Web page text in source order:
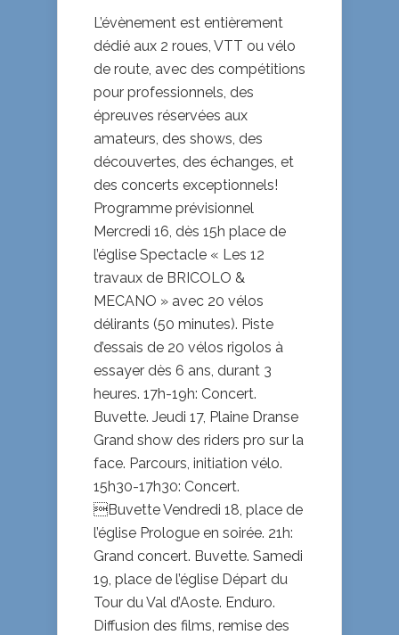
L’évènement est entièrement
dédié aux 2 roues, VTT ou vélo
de route, avec des compétitions
pour professionnels, des
épreuves réservées aux
amateurs, des shows, des
découvertes, des échanges, et
des concerts exceptionnels!
Programme prévisionnel
Mercredi 16, dès 15h place de
l’église Spectacle « Les 12
travaux de BRICOLO &
MECANO » avec 20 vélos
délirants (50 minutes). Piste
d’essais de 20 vélos rigolos à
essayer dès 6 ans, durant 3
heures. 17h-19h: Concert.
Buvette. Jeudi 17, Plaine Dranse
Grand show des riders pro sur la
face. Parcours, initiation vélo.
15h30-17h30: Concert.
Buvette Vendredi 18, place de
l’église Prologue en soirée. 21h:
Grand concert. Buvette. Samedi
19, place de l’église Départ du
Tour du Val d’Aoste. Enduro.
Diffusion des films, remise des